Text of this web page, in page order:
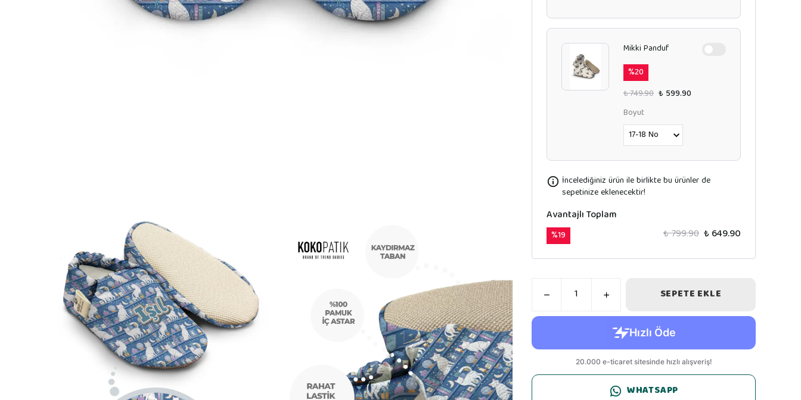
Mikki Panduf
%20
₺ 749.90 ₺ 599.90
Boyut
İncelediğiniz ürün ile birlikte bu ürünler de
sepetinize eklenecektir!
Avantajlı Toplam
%19 ₺ 799.90 ₺ 649.90
SEPETE EKLE
WHATSAPP